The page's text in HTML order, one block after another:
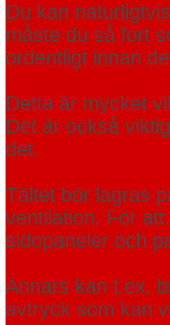
Du kan
måste du så fort
ordentligt innan
Detta är mycket
Det är också
det.
Tältet bör lagras
ventilation. För
sidopaneler och
Annars kan t.ex.
avtryck som kan